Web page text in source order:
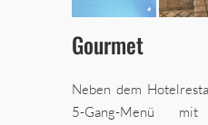
Gourmet
Neben dem
5-Gang-Menü mit